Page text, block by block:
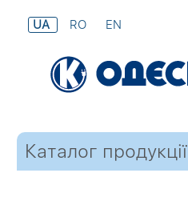
UA RO EN
Каталог продукції